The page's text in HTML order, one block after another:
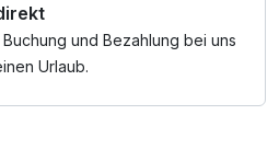
und Bezahlung bei uns
Urlaub.